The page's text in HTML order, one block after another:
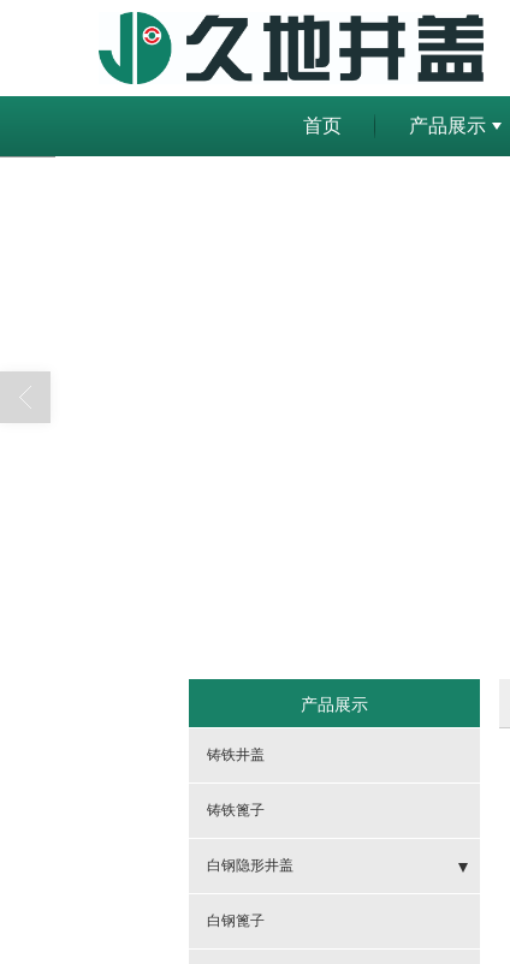
首页 产品展示
产品展示
铸铁井盖
铸铁篦子
白钢隐形井盖
- 隐形井盖
白钢篦子